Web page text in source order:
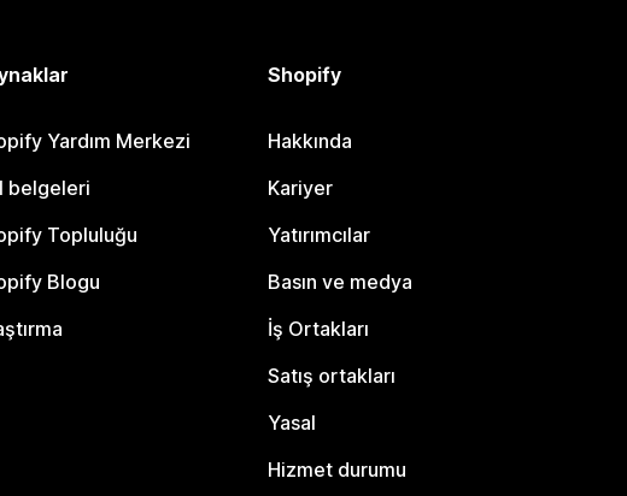
Yardım Merkezi
belgeleri
Topluluğu
Blogu
Shopify
Hakkında
Kariyer
Yatırımcılar
Basın ve medya
İş Ortakları
Satış ortakları
Yasal
Hizmet durumu